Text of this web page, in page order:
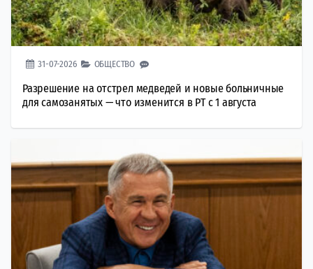
31-07-2026 ОБЩЕСТВО
Разрешение на отстрел медведей и новые больничные
для самозанятых — что изменится в РТ с 1 августа